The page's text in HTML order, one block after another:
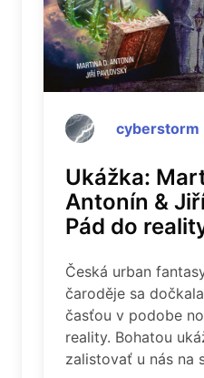
cyberstorm
Ukážka:
Antonín &
Pád do
Česká urban
čaroděje sa
časťou v podobe
reality. Bohatou
zalistovať u nás na